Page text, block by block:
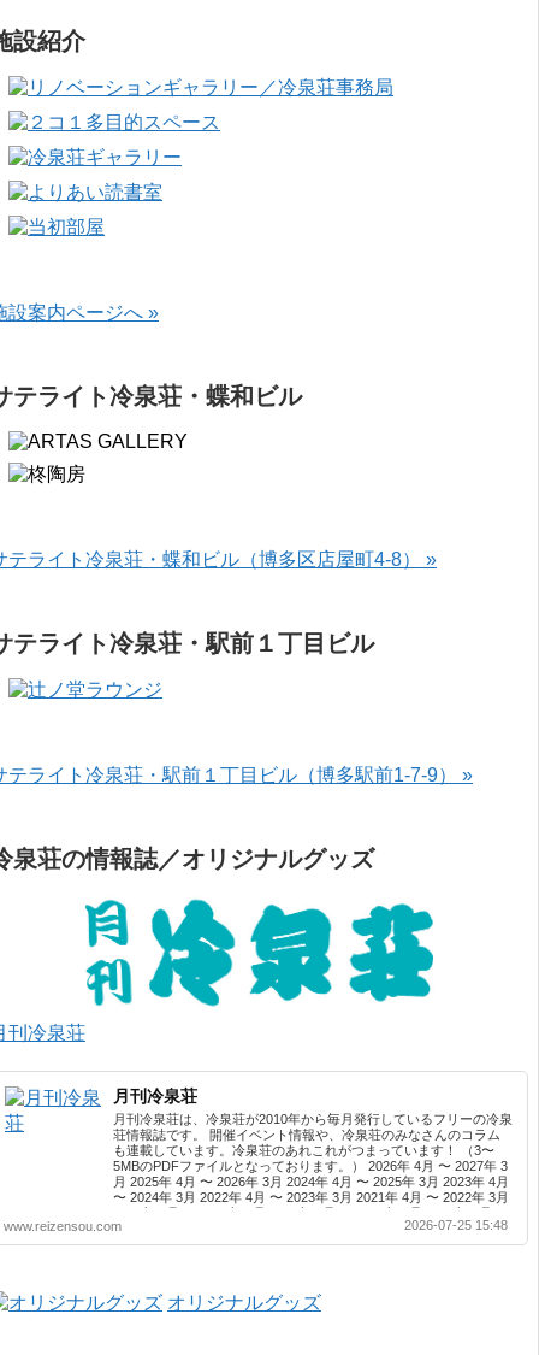
設紹介
設案内ページへ »
テライト冷泉荘・蝶和ビル
テライト冷泉荘・蝶和ビル（博多区店屋町4-8） »
テライト冷泉荘・駅前１丁目ビル
テライト冷泉荘・駅前１丁目ビル（博多駅前1-7-9） »
泉荘の情報誌／オリジナルグッズ
刊冷泉荘
月刊冷泉荘
月刊冷泉荘は、冷泉荘が2010年から毎月発行しているフリーの冷泉
荘情報誌です。 開催イベント情報や、冷泉荘のみなさんのコラム
も連載しています。冷泉荘のあれこれがつまっています！ （3〜
5MBのPDFファイルとなっております。） 2026年 4月 〜 2027年 3
月 2025年 4月 〜 2026年 3月 2024年 4月 〜 2025年 3月 2023年 4月
〜 2024年 3月 2022年 4月 〜 2023年 3月 2021年 4月 〜 2022年 3月
2019年 3月 2017年 4月 〜 2018年 3月 2016年 4月 〜 2017年 3月
2015年 4月 〜 2016年 3月 2014年 4月 〜 2015年 3月 2013...
www.reizensou.com 2026-07-25 15:48
オリジナルグッズ